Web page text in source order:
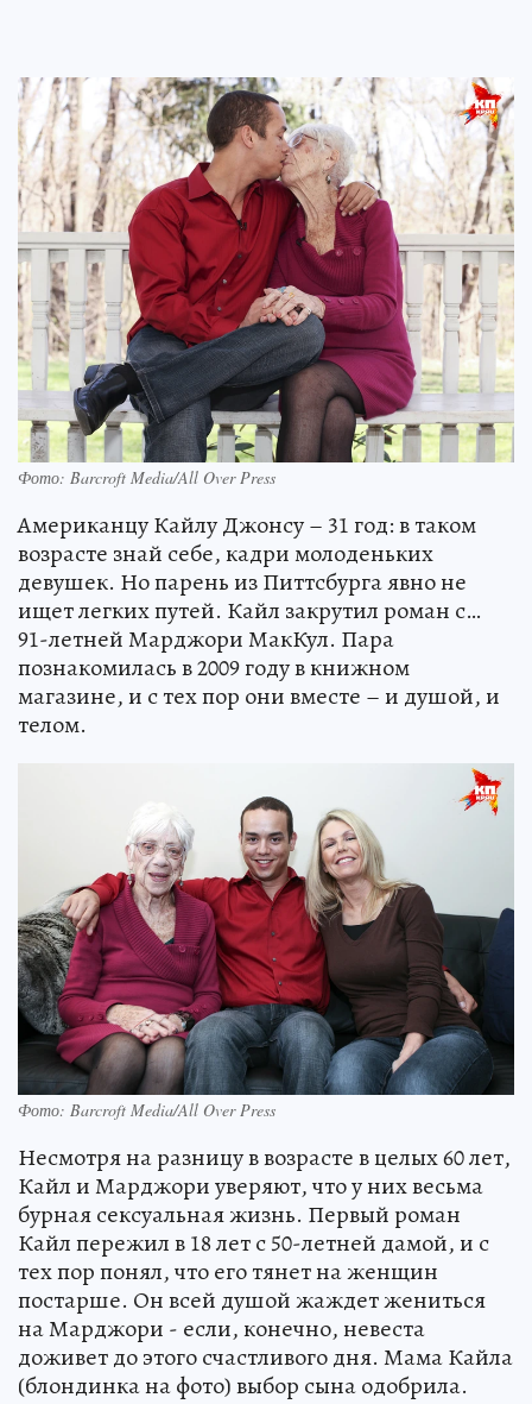
Фото: Barcroft Media/All Over Press
Американцу Кайлу Джонсу – 31 год: в таком
возрасте знай себе, кадри молоденьких
девушек. Но парень из Питтсбурга явно не
ищет легких путей. Кайл закрутил роман с…
91-летней Марджори МакКул. Пара
познакомилась в 2009 году в книжном
магазине, и с тех пор они вместе – и душой, и
телом.
Фото: Barcroft Media/All Over Press
Несмотря на разницу в возрасте в целых 60 лет,
Кайл и Марджори уверяют, что у них весьма
бурная сексуальная жизнь. Первый роман
Кайл пережил в 18 лет с 50-летней дамой, и с
тех пор понял, что его тянет на женщин
постарше. Он всей душой жаждет жениться
на Марджори - если, конечно, невеста
доживет до этого счастливого дня. Мама Кайла
(блондинка на фото) выбор сына одобрила.